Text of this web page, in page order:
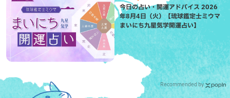
今日の占い・開運アドバイス 2026
年8月4日（火）【琉球鑑定士ミウマ
まいにち九星気学開運占い】
Recommended by